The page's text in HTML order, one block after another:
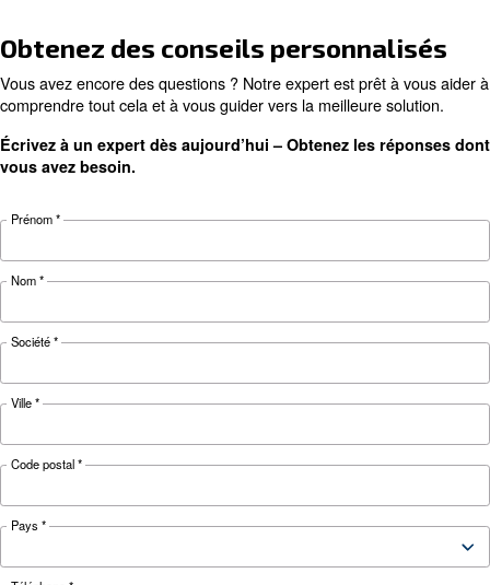
système d’air comprimé
Découvrez comment choisir le bon tuyau d’air
bons raccords pour votre système d’air
d’améliorer le débit d’air, de réduire les fuites,
garantir la sécurité et d’augmenter l’efficacité.